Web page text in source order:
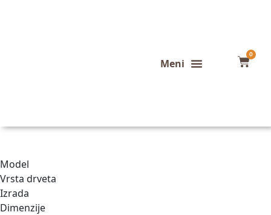
0
Model
Vrsta drveta
Izrada
Dimenzije